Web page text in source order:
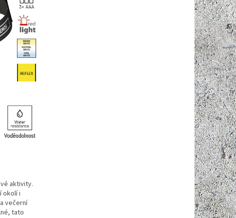
aktivity.
okolí i
večerní
tato